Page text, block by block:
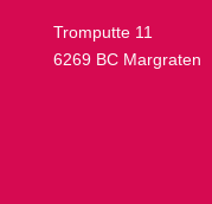
Tromputte 11
6269 BC Margraten